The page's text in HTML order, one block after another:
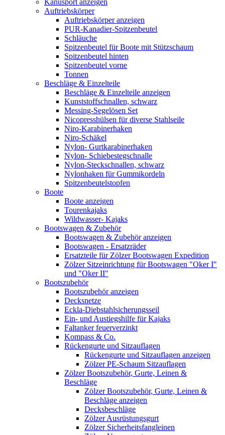
Auftriebskörper
Auftriebskörper anzeigen
PUR-Kanadier-Spitzenbeutel
Schläuche
Spitzenbeutel für Boote mit Stützschaum
Spitzenbeutel hinten
Spitzenbeutel vorne
Tonnen
Beschläge & Einzelteile
Beschläge & Einzelteile anzeigen
Kunststoffschnallen, schwarz
Messing-Segelösen Set
Nicopresshülsen für diverse Stahlseile
Niro-Karabinerhaken
Niro-Schäkel
Nylon- Gurtkarabinerhaken
Nylon- Schiebestegschnalle
Nylon-Steckschnallen, schwarz
Nylonhaken für Gummikordeln
Spitzenbeutelstopfen
Boote
Boote anzeigen
Tourenkajaks
Wildwasser- Kajaks
Bootswagen & Zubehör
Bootswagen & Zubehör anzeigen
Bootswagen - Ersatzräder
Ersatzteile für Zölzer Bootswagen Expedition
Zölzer Sitzeinrichtung für Bootswagen "Oker I"
und "Oker II"
Bootszubehör
Bootszubehör anzeigen
Decksnetze
Eckla-Diebstahlsicherungsseil
Ein- und Austiegshilfe für Kajaks
Faltanker feuerverzinkt
Kompass & Co.
Rückengurte und Sitzauflagen
Rückengurte und Sitzauflagen anzeigen
Zölzer PE-Schaum Sitzauflagen
Zölzer Bootszubehör, Gurte, Leinen &
Beschläge
Zölzer Bootszubehör, Gurte, Leinen &
Beschläge anzeigen
Decksbeschläge
Zölzer Ausrüstungsgurt
Zölzer Sicherheitsfangleinen